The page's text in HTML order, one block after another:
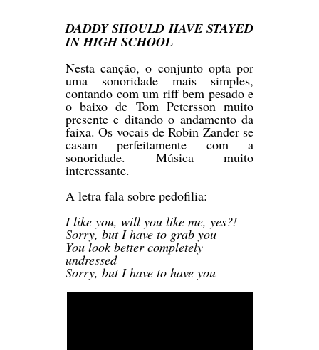
DADDY SHOULD HAVE STAYED
IN HIGH SCHOOL
Nesta canção, o conjunto opta por
uma sonoridade mais simples,
contando com um riff bem pesado e
o baixo de Tom Petersson muito
presente e ditando o andamento da
faixa. Os vocais de Robin Zander se
casam perfeitamente com a
sonoridade. Música muito
interessante.
A letra fala sobre pedofilia:
I like you, will you like me, yes?!
Sorry, but I have to grab you
You look better completely
undressed
Sorry, but I have to have you